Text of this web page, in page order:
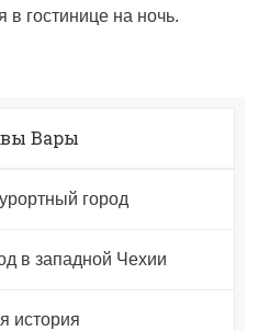
в гостинице на ночь.
Вары
город
в западной Чехии
история